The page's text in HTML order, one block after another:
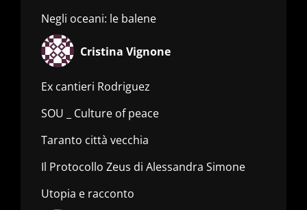
Negli oceani: le balene
Cristina Vignone
Ex cantieri Rodriguez
SOU _ Culture of peace
Taranto città vecchia
Il Protocollo Zeus di Alessandra Simone
Utopia e racconto